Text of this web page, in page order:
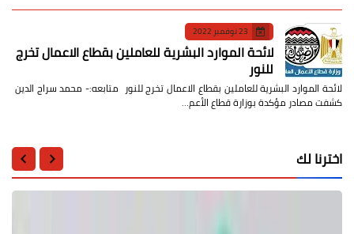
23 نوفمبر 2022
لائحة الموارد البشرية للعاملين بقطاع الاعمال تخرج
للنور
لائحة الموارد البشرية للعاملين بقطاع الاعمال تخرج للنور متابعه:- محمد سراج الدين
كشفت مصادر مؤكدة بوزارة قطاع الأعم…
اخترنا لك